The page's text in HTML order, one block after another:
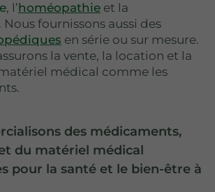
, l’homéopathie et la
fournissons aussi des
en série ou sur mesure.
la vente, la location et la
médical comme les
des médicaments,
du matériel médical
pour la santé et le bien-être à